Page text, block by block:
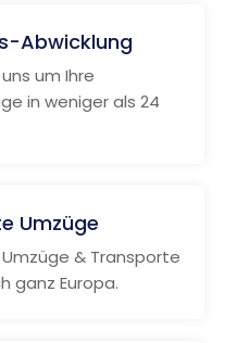
Abwicklung
um Ihre
in weniger als 24
Umzüge
& Transporte
ganz Europa.